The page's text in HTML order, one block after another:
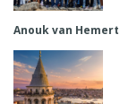
Anouk van Hemert